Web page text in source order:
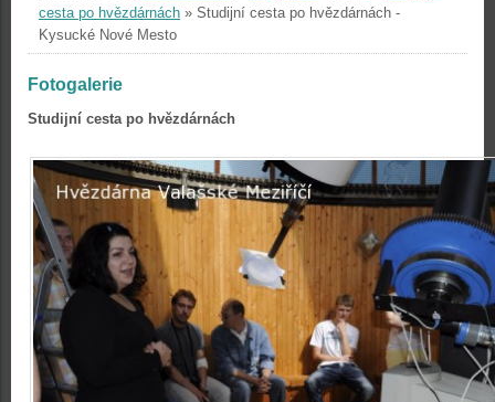
cesta po hvězdárnách » Studijní cesta po hvězdárnách -
Kysucké Nové Mesto
Fotogalerie
Studijní cesta po hvězdárnách